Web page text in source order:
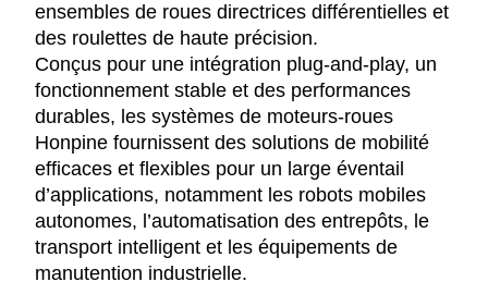
ensembles de roues directrices différentielles et
des roulettes de haute précision.
Conçus pour une intégration plug-and-play, un
fonctionnement stable et des performances
durables, les systèmes de moteurs-roues
Honpine fournissent des solutions de mobilité
efficaces et flexibles pour un large éventail
d’applications, notamment les robots mobiles
autonomes, l’automatisation des entrepôts, le
transport intelligent et les équipements de
manutention industrielle.